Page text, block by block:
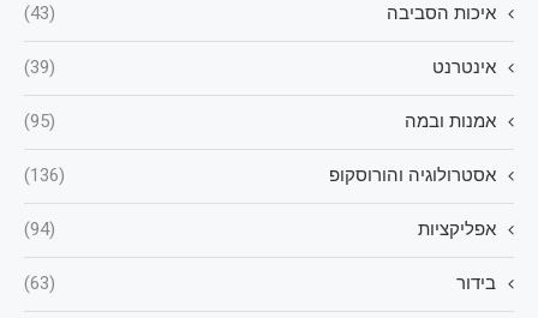
איכות הסביבה (43)
אינטרנט (39)
אמנות ובמה (95)
אסטרולוגיה והורוסקופ (136)
אפליקציות (94)
בידור (63)